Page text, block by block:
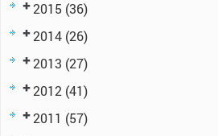
2015 (36)
2014 (26)
2013 (27)
2012 (41)
2011 (57)